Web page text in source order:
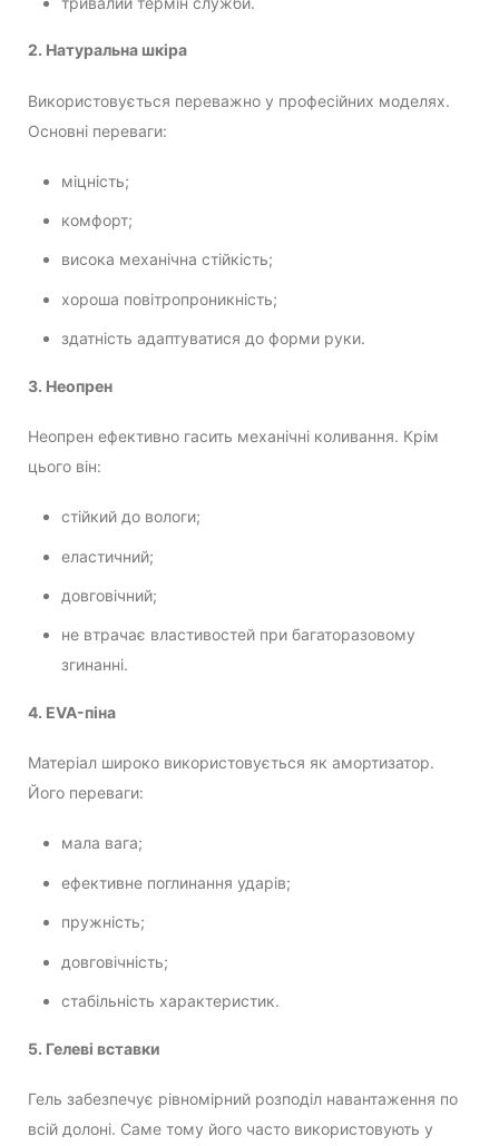
2. Натуральна шкіра
Використовується переважно у професійних моделях.
Основні переваги:
міцність;
комфорт;
висока механічна стійкість;
хороша повітропроникність;
здатність адаптуватися до форми руки.
3. Неопрен
Неопрен ефективно гасить механічні коливання. Крім
цього він:
стійкий до вологи;
еластичний;
довговічний;
не втрачає властивостей при багаторазовому
згинанні.
4. EVA-піна
Матеріал широко використовується як амортизатор.
Його переваги:
мала вага;
ефективне поглинання ударів;
пружність;
довговічність;
стабільність характеристик.
5. Гелеві вставки
Гель забезпечує рівномірний розподіл навантаження по
всій долоні. Саме тому його часто використовують у